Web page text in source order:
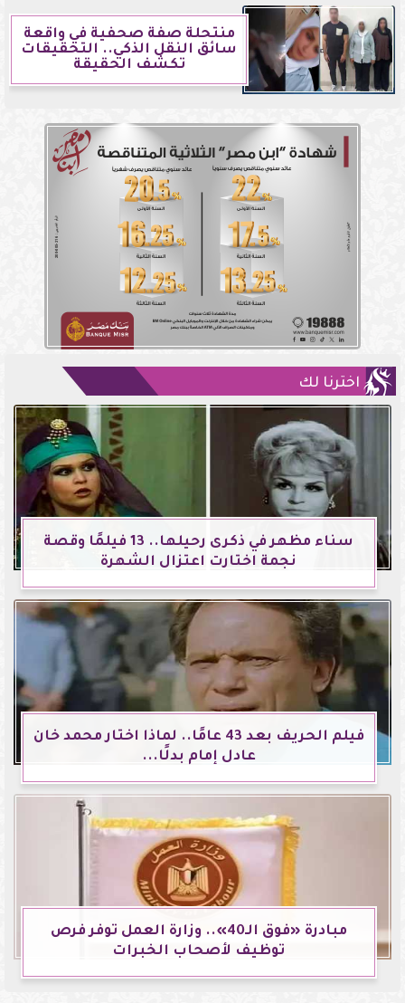
منتحلة صفة صحفية في واقعة
سائق النقل الذكي.. التحقيقات
تكشف الحقيقة
اخترنا لك
سناء مظهر في ذكرى رحيلها.. 13 فيلمًا وقصة
نجمة اختارت اعتزال الشهرة
فيلم الحريف بعد 43 عامًا.. لماذا اختار محمد خان
عادل إمام بدلًا...
مبادرة «فوق الـ40».. وزارة العمل توفر فرص
توظيف لأصحاب الخبرات